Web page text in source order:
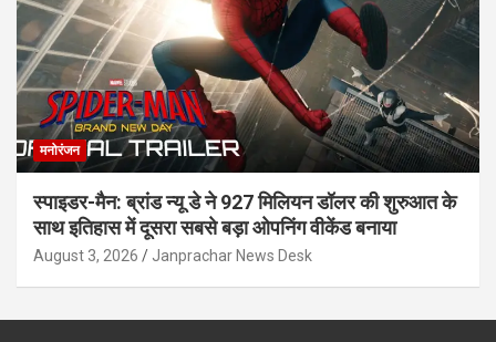
मनोरंजन
स्पाइडर-मैन: ब्रांड न्यू डे ने 927 मिलियन डॉलर की शुरुआत के
साथ इतिहास में दूसरा सबसे बड़ा ओपनिंग वीकेंड बनाया
August 3, 2026 Janprachar News Desk